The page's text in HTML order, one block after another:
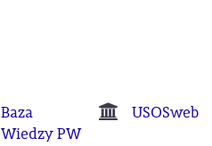
Baza
Wiedzy PW
USOSweb